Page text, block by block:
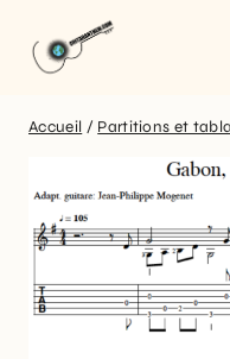
Accueil / Partitions et